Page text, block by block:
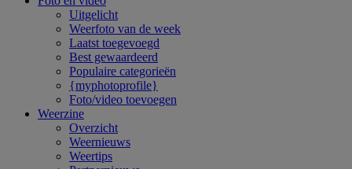
Uitgelicht
Weerfoto van de week
Laatst toegevoegd
Best gewaardeerd
Populaire categorieën
{myphotoprofile}
Foto/video toevoegen
Weerzine
Overzicht
Weernieuws
Weertips